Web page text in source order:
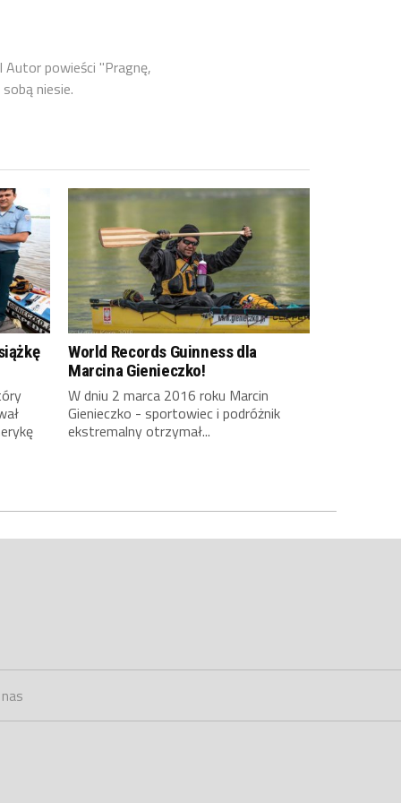
powieści "Pragnę,
niesie.
World Records Guinness dla
Marcina Gienieczko!
W dniu 2 marca 2016 roku Marcin
Gienieczko - sportowiec i podróżnik
ekstremalny otrzymał...